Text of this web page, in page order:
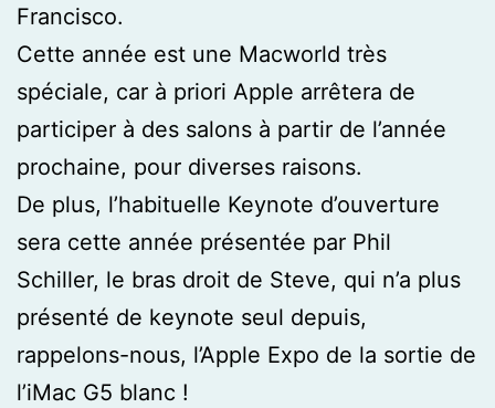
Francisco.
Cette année est une Macworld très
spéciale, car à priori Apple arrêtera de
participer à des salons à partir de l’année
prochaine, pour diverses raisons.
De plus, l’habituelle Keynote d’ouverture
sera cette année présentée par Phil
Schiller, le bras droit de Steve, qui n’a plus
présenté de keynote seul depuis,
rappelons-nous, l’Apple Expo de la sortie de
l’iMac G5 blanc !